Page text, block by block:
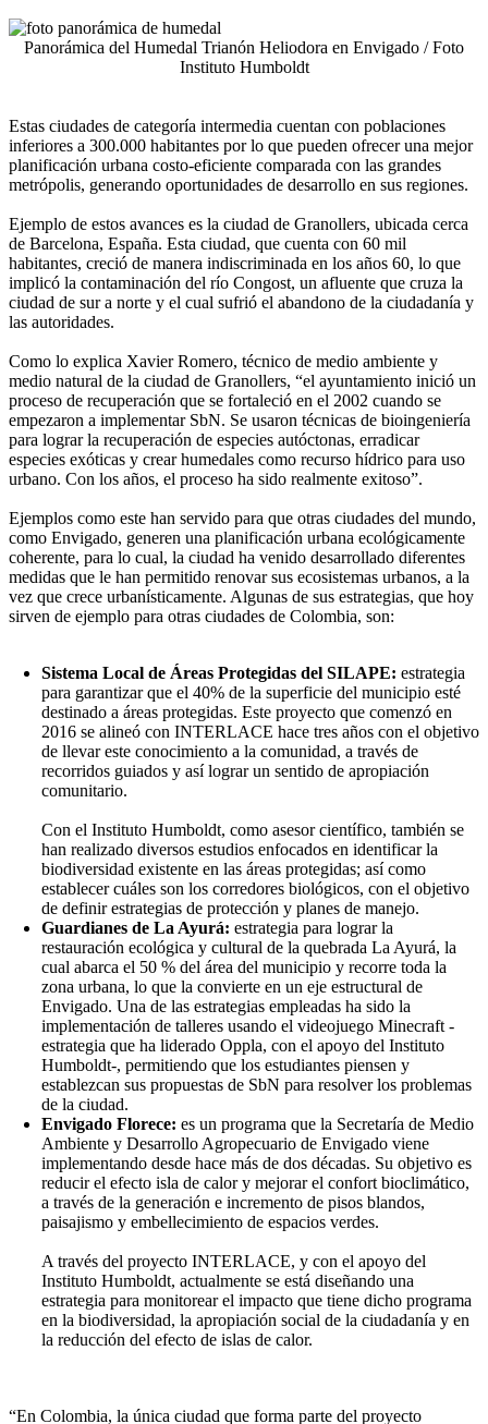
Panorámica del Humedal Trianón Heliodora en Envigado / Foto
Instituto Humboldt
Estas ciudades de categoría intermedia cuentan con poblaciones
inferiores a 300.000 habitantes por lo que pueden ofrecer una mejor
planificación urbana costo-eficiente comparada con las grandes
metrópolis, generando oportunidades de desarrollo en sus regiones.
Ejemplo de estos avances es la ciudad de Granollers, ubicada cerca
de Barcelona, España. Esta ciudad, que cuenta con 60 mil
habitantes, creció de manera indiscriminada en los años 60, lo que
implicó la contaminación del río Congost, un afluente que cruza la
ciudad de sur a norte y el cual sufrió el abandono de la ciudadanía y
las autoridades.
Como lo explica Xavier Romero, técnico de medio ambiente y
medio natural de la ciudad de Granollers, “el ayuntamiento inició un
proceso de recuperación que se fortaleció en el 2002 cuando se
empezaron a implementar SbN. Se usaron técnicas de bioingeniería
para lograr la recuperación de especies autóctonas, erradicar
especies exóticas y crear humedales como recurso hídrico para uso
urbano. Con los años, el proceso ha sido realmente exitoso”.
Ejemplos como este han servido para que otras ciudades del mundo,
como Envigado, generen una planificación urbana ecológicamente
coherente, para lo cual, la ciudad ha venido desarrollado diferentes
medidas que le han permitido renovar sus ecosistemas urbanos, a la
vez que crece urbanísticamente. Algunas de sus estrategias, que hoy
sirven de ejemplo para otras ciudades de Colombia, son:
Sistema Local de Áreas Protegidas del SILAPE: estrategia
para garantizar que el 40% de la superficie del municipio esté
destinado a áreas protegidas. Este proyecto que comenzó en
2016 se alineó con INTERLACE hace tres años con el objetivo
de llevar este conocimiento a la comunidad, a través de
recorridos guiados y así lograr un sentido de apropiación
comunitario.
Con el Instituto Humboldt, como asesor científico, también se
han realizado diversos estudios enfocados en identificar la
biodiversidad existente en las áreas protegidas; así como
establecer cuáles son los corredores biológicos, con el objetivo
de definir estrategias de protección y planes de manejo.
Guardianes de La Ayurá: estrategia para lograr la
restauración ecológica y cultural de la quebrada La Ayurá, la
cual abarca el 50 % del área del municipio y recorre toda la
zona urbana, lo que la convierte en un eje estructural de
Envigado. Una de las estrategias empleadas ha sido la
implementación de talleres usando el videojuego Minecraft -
estrategia que ha liderado Oppla, con el apoyo del Instituto
Humboldt-, permitiendo que los estudiantes piensen y
establezcan sus propuestas de SbN para resolver los problemas
de la ciudad.
Envigado Florece: es un programa que la Secretaría de Medio
Ambiente y Desarrollo Agropecuario de Envigado viene
implementando desde hace más de dos décadas. Su objetivo es
reducir el efecto isla de calor y mejorar el confort bioclimático,
a través de la generación e incremento de pisos blandos,
paisajismo y embellecimiento de espacios verdes.
A través del proyecto INTERLACE, y con el apoyo del
Instituto Humboldt, actualmente se está diseñando una
estrategia para monitorear el impacto que tiene dicho programa
en la biodiversidad, la apropiación social de la ciudadanía y en
la reducción del efecto de islas de calor.
“En Colombia, la única ciudad que forma parte del proyecto